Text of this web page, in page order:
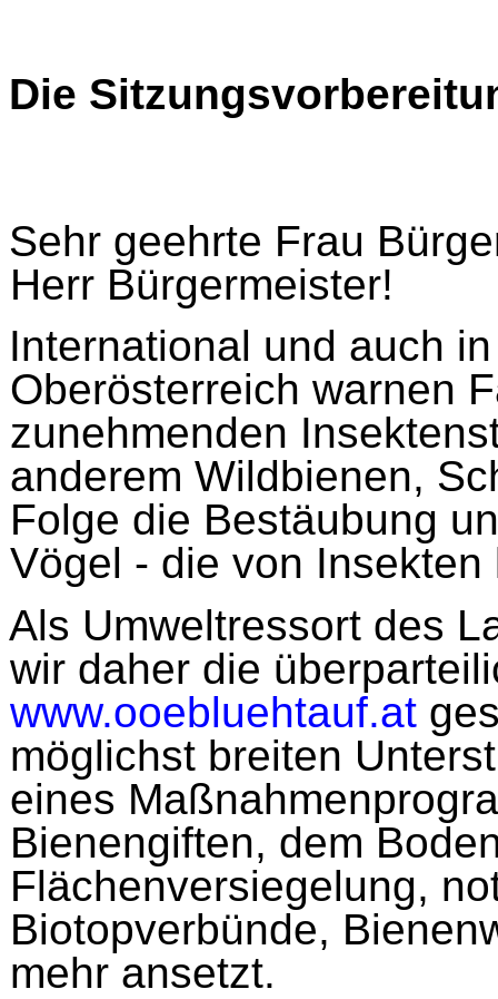
Die
Sehr geehrte Frau
Herr Bürgermeister!
International und auch
Oberösterreich warnen
zunehmenden
anderem Wildbienen,
Folge die Bestäubung
Vögel - die von Insekten
Als Umweltressort des
wir daher die
www.ooebluehtauf.at
möglichst breiten
eines
Bienengiften, dem
Flächenversiegelung,
Biotopverbünde,
mehr ansetzt.